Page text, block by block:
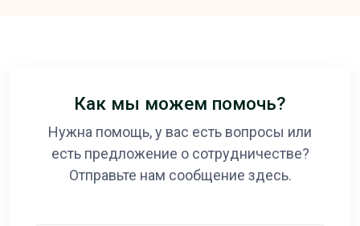
Как мы можем помочь?
Нужна помощь, у вас есть вопросы или
есть предложение о сотрудничестве?
Отправьте нам сообщение здесь.